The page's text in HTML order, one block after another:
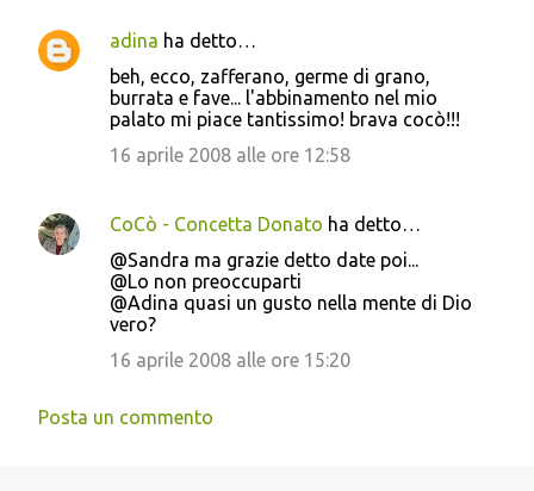
adina ha detto…
beh, ecco, zafferano, germe di grano,
burrata e fave... l'abbinamento nel mio
palato mi piace tantissimo! brava cocò!!!
16 aprile 2008 alle ore 12:58
CoCò - Concetta Donato ha detto…
@Sandra ma grazie detto date poi...
@Lo non preoccuparti
@Adina quasi un gusto nella mente di Dio
vero?
16 aprile 2008 alle ore 15:20
Posta un commento